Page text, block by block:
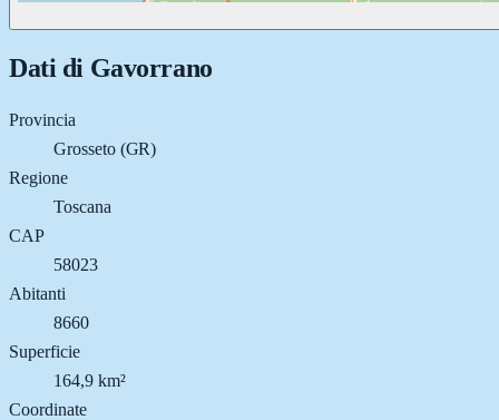
Dati di Gavorrano
Provincia
Grosseto (GR)
Regione
Toscana
CAP
58023
Abitanti
8660
Superficie
164,9 km²
Coordinate